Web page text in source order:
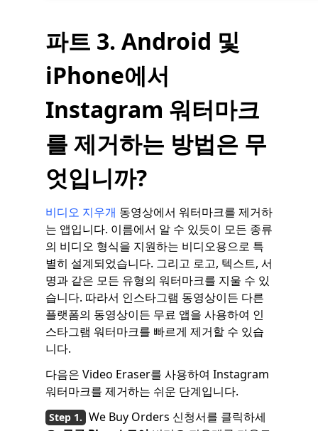
파트 3. Android 및
iPhone에서
Instagram 워터마크
를 제거하는 방법은 무
엇입니까?
비디오 지우개 동영상에서 워터마크를 제거하
는 앱입니다. 이름에서 알 수 있듯이 모든 종류
의 비디오 형식을 지원하는 비디오용으로 특
별히 설계되었습니다. 그리고 로고, 텍스트, 서
명과 같은 모든 유형의 워터마크를 지울 수 있
습니다. 따라서 인스타그램 동영상이든 다른
플랫폼의 동영상이든 무료 앱을 사용하여 인
스타그램 워터마크를 빠르게 제거할 수 있습
니다.
다음은 Video Eraser를 사용하여 Instagram
워터마크를 제거하는 쉬운 단계입니다.
We Buy Orders 신청서를 클릭하세